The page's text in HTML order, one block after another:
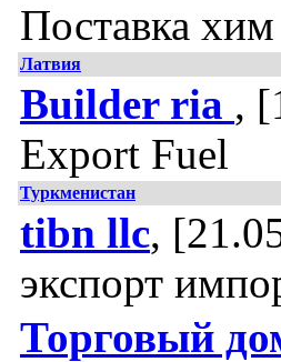
Поставка
Латвия
Builder ria ,
Export Fuel
Туркменистан
tibn llc,
экспорт
Торговый